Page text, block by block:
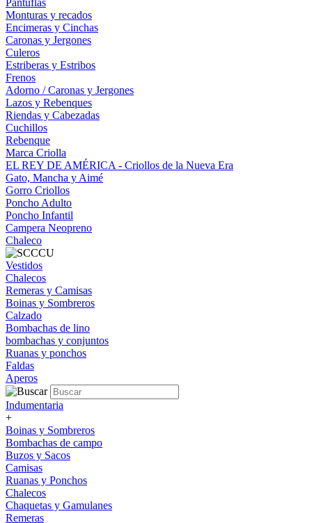
Pantuflas
Monturas y recados
Encimeras y Cinchas
Caronas y Jergones
Culeros
Estriberas y Estribos
Frenos
Adorno / Caronas y Jergones
Lazos y Rebenques
Riendas y Cabezadas
Cuchillos
Rebenque
Marca Criolla
EL REY DE AMÉRICA - Criollos de la Nueva Era
Gato, Mancha y Aimé
Gorro Criollos
Poncho Adulto
Poncho Infantil
Campera Neopreno
Chaleco
Vestidos
Chalecos
Remeras y Camisas
Boinas y Sombreros
Calzado
Bombachas de lino
bombachas y conjuntos
Ruanas y ponchos
Faldas
Aperos
Indumentaria
+
Boinas y Sombreros
Bombachas de campo
Buzos y Sacos
Camisas
Ruanas y Ponchos
Chalecos
Chaquetas y Gamulanes
Remeras